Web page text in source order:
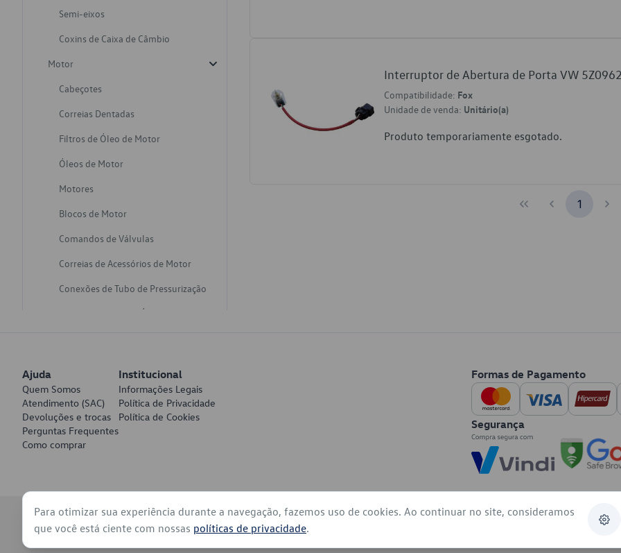
Semi-eixos
Coxins de Caixa de Câmbio
Motor
Cabeçotes
Correias Dentadas
Filtros de Óleo de Motor
Óleos de Motor
Motores
Blocos de Motor
Comandos de Válvulas
Correias de Acessórios de Motor
Conexões de Tubo de Pressurização
Varetas de Nivel de Óleo
Discos de Freio
Juntas de Bomba de Vácuo
Mangueiras de Vácuo de Servo
Pratos de Disco de Freio
Travas de Pastilha de Freio
Interruptor de Abertura de Porta VW
Compatibilidade: Fox
Unidade de venda: Unitário(a)
Produto temporariamente esgotado.
1
Ajuda
Quem Somos
Atendimento (SAC)
Devoluções e trocas
Perguntas Frequentes
Como comprar
Institucional
Informações Legais
Política de Privacidade
Política de Cookies
Formas de Pagamento
Segurança
© 2026 - Volkswagen do Brasil - Todos os direitos reservados
Para otimizar sua experiência durante a navegação, fazemos uso de cookies. Ao continuar no site, consideramos
que você está ciente com nossas políticas de privacidade.